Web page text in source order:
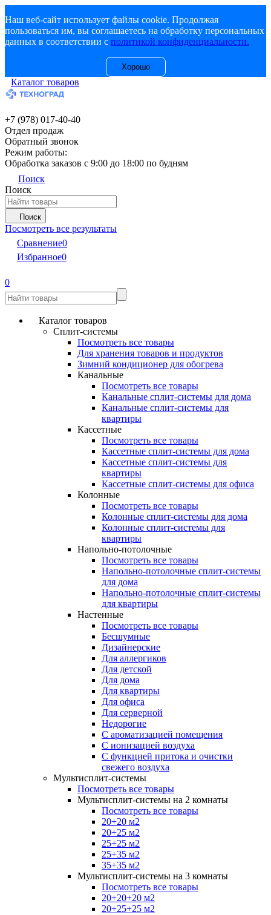
Наш веб-сайт использует файлы cookie. Продолжая
пользоваться им, вы соглашаетесь на обработку персональных
данных в соответствии с политикой конфиденциальности.
Хорошо
Каталог товаров
+7 (978) 017-40-40
Отдел продаж
Обратный звонок
Режим работы:
Обработка заказов с 9:00 до 18:00 по будням
Поиск
Поиск
Поиск
Посмотреть все результаты
Сравнение0
Избранное0
0
Каталог товаров
Сплит-системы
Посмотреть все товары
Для хранения товаров и продуктов
Зимний кондиционер для обогрева
Канальные
Посмотреть все товары
Канальные сплит-системы для дома
Канальные сплит-системы для
квартиры
Кассетные
Посмотреть все товары
Кассетные сплит-системы для дома
Кассетные сплит-системы для
квартиры
Кассетные сплит-системы для офиса
Колонные
Посмотреть все товары
Колонные сплит-системы для дома
Колонные сплит-системы для
квартиры
Напольно-потолочные
Посмотреть все товары
Напольно-потолочные сплит-системы
для дома
Напольно-потолочные сплит-системы
для квартиры
Настенные
Посмотреть все товары
Бесшумные
Дизайнерские
Для аллергиков
Для детской
Для дома
Для квартиры
Для офиса
Для серверной
Недорогие
С ароматизацией помещения
С ионизацией воздуха
С функцией притока и очистки
свежего воздуха
Мультисплит-системы
Посмотреть все товары
Мультисплит-системы на 2 комнаты
Посмотреть все товары
20+20 м2
20+25 м2
25+25 м2
25+35 м2
35+35 м2
Мультисплит-системы на 3 комнаты
Посмотреть все товары
20+20+20 м2
20+25+25 м2